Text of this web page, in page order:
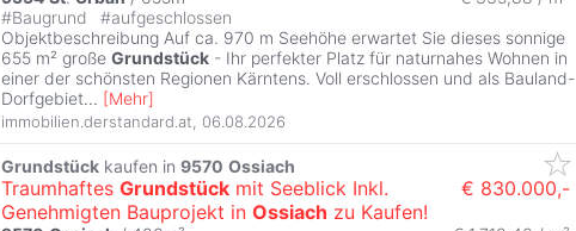
#Baugrund #aufgeschlossen
Objektbeschreibung Auf ca. 970 m Seehöhe erwartet Sie dieses sonnige
655 m² große Grundstück - Ihr perfekter Platz für naturnahes Wohnen in
einer der schönsten Regionen Kärntens. Voll erschlossen und als Bauland-
Dorfgebiet... [Mehr]
immobilien.derstandard.at 06.08.2026
Grundstück kaufen in 9570 Ossiach
Traumhaftes Grundstück mit Seeblick Inkl.
Genehmigten Bauprojekt in Ossiach zu Kaufen!
€ 830.000,-